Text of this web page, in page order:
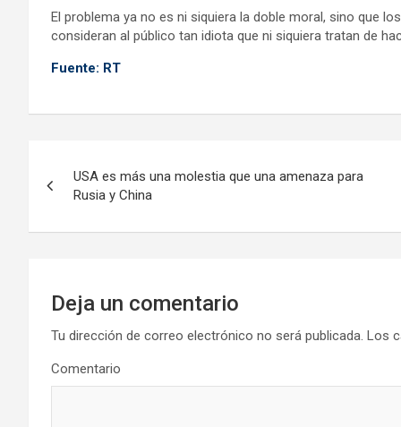
El problema ya no es ni siquiera la doble moral, sino que
consideran al público tan idiota que ni siquiera tratan de
Fuente: RT
v
USA es más una molestia que una amenaza para
Rusia y China
Deja un comentario
Tu dirección de correo electrónico no será publicada. Los
Comentario